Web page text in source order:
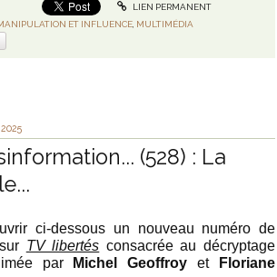
LIEN PERMANENT
ET INFLUENCE, MULTIMÉDIA
(528) : La
ci-dessous un nouveau numéro de
TV libertés consacrée au décryptage
par
Michel Geoffroy et
Floriane